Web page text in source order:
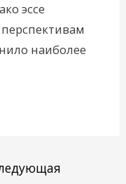
эссе
наиболее